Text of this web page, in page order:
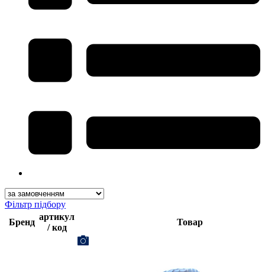
Фільтр підбору
Бренд
артикул
/ код
Товар